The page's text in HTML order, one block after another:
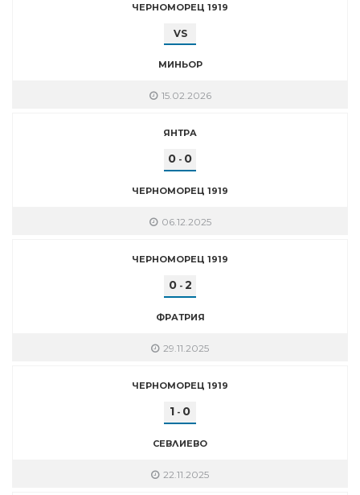
ЧЕРНОМОРЕЦ 1919
VS
МИНЬОР
15.02.2026
ЯНТРА
0 - 0
ЧЕРНОМОРЕЦ 1919
06.12.2025
ЧЕРНОМОРЕЦ 1919
0- 2
ФРАТРИЯ
29.11.2025
ЧЕРНОМОРЕЦ 1919
1 - 0
СЕВЛИЕВО
22.11.2025